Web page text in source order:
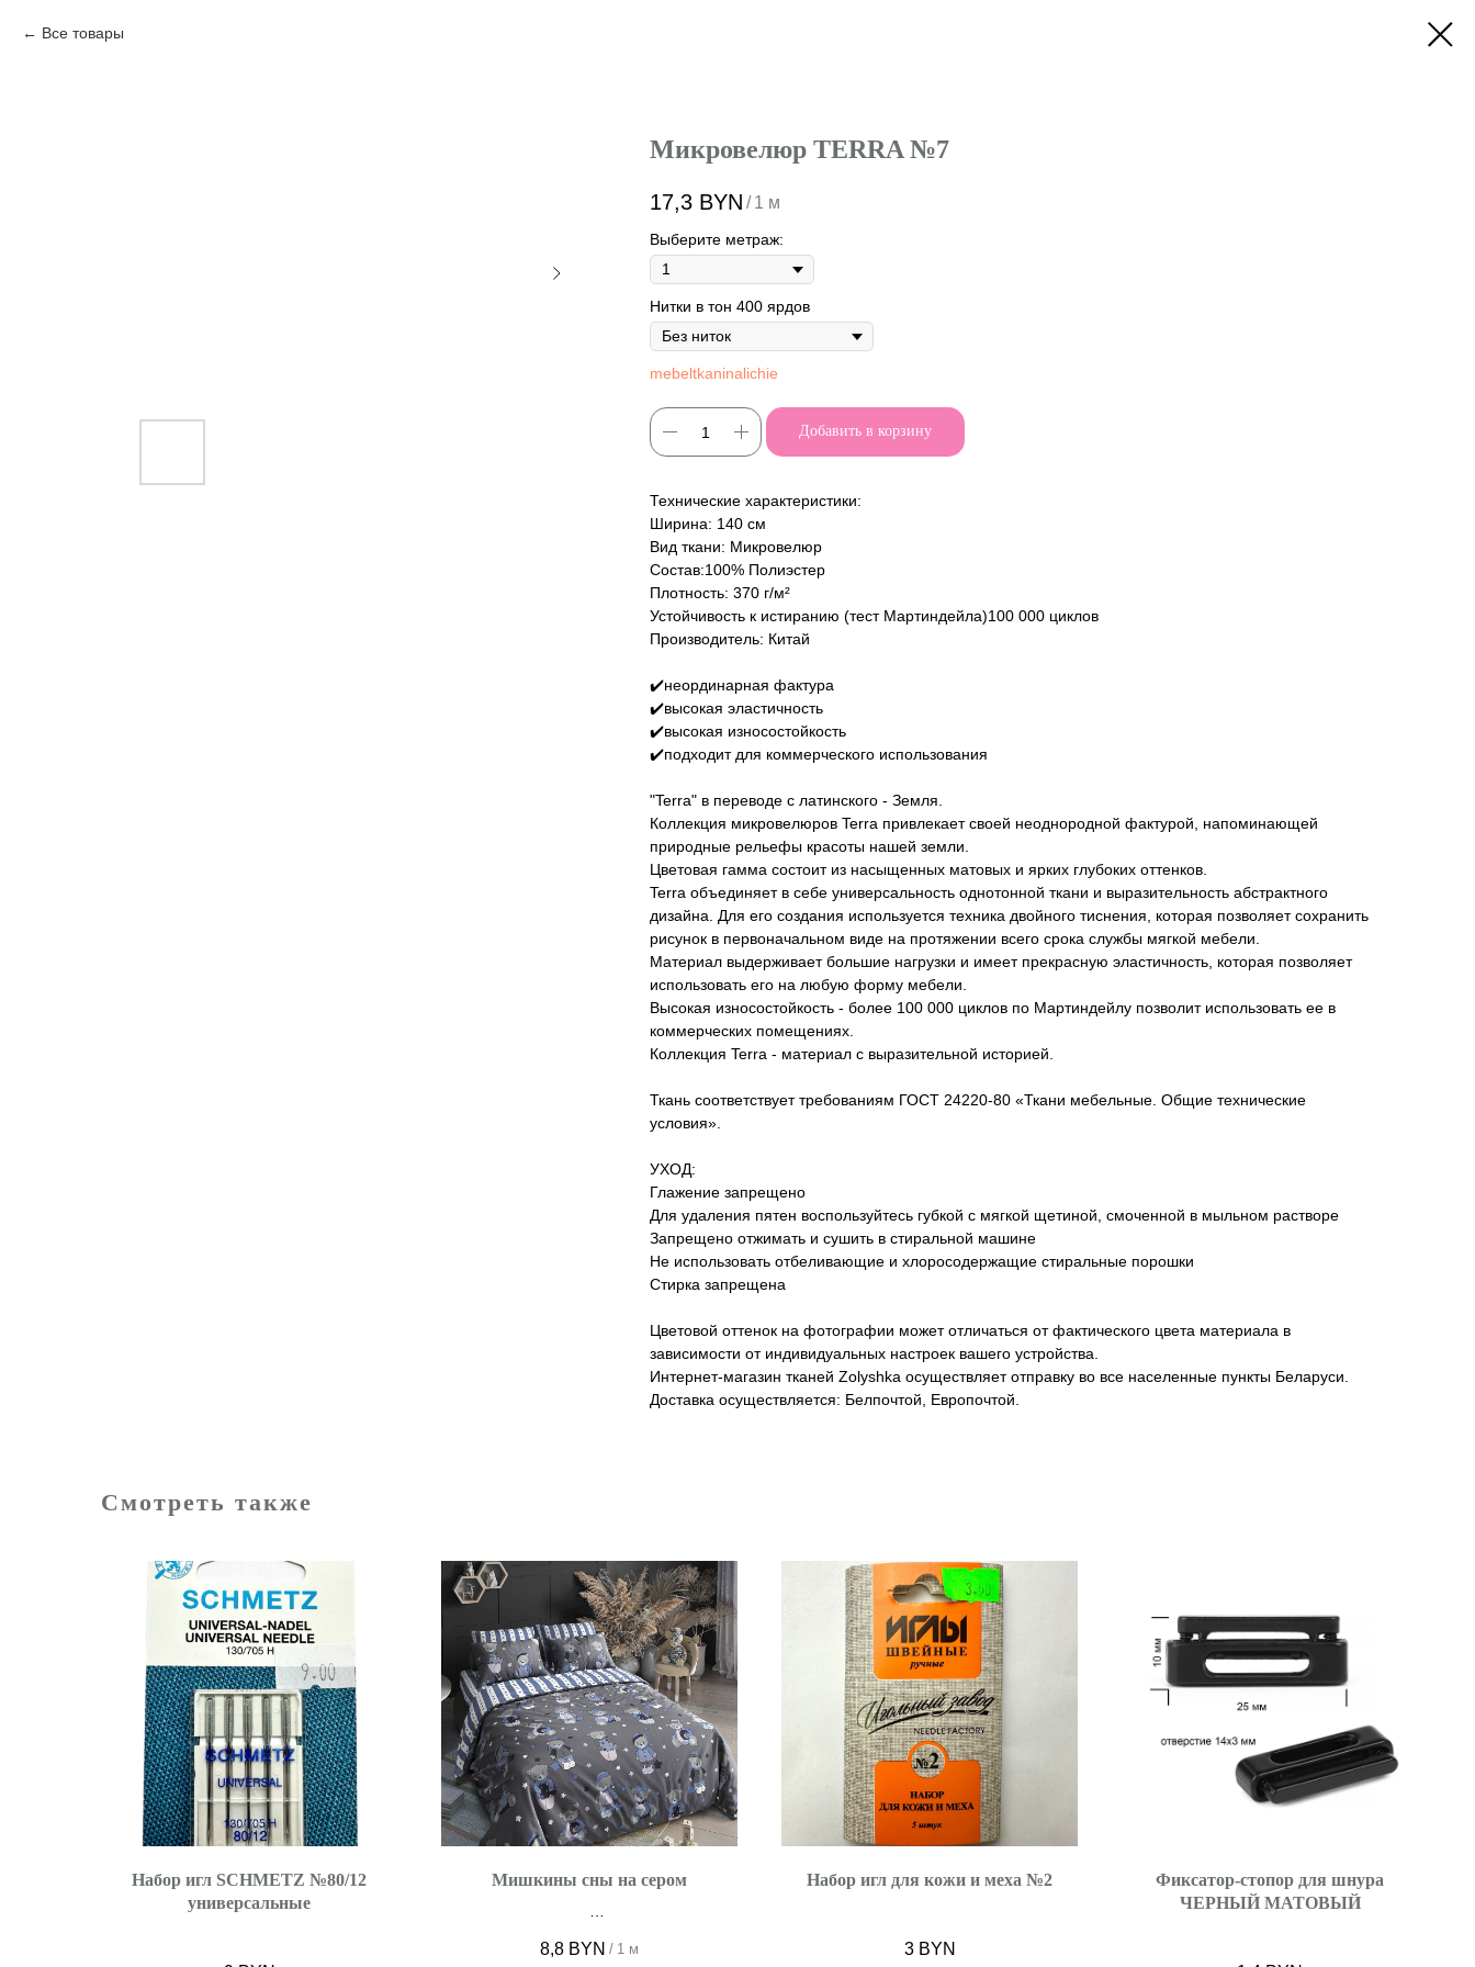
Все товары
Микровелюр TERRA №7
17,3 BYN / 1 м
Выберите метраж:
Нитки в тон 400 ярдов
mebeltkaninalichie
Добавить в корзину
Технические характеристики:
Ширина: 140 см
Вид ткани: Микровелюр
Состав:100% Полиэстер
Плотность: 370 г/м²
Устойчивость к истиранию (тест Мартиндейла)100 000 циклов
Производитель: Китай
✔️неординарная фактура
✔️высокая эластичность
✔️высокая износостойкость
✔️подходит для коммерческого использования
"Terra" в переводе с латинского - Земля.
Коллекция микровелюров Terra привлекает своей неоднородной фактурой, напоминающей
природные рельефы красоты нашей земли.
Цветовая гамма состоит из насыщенных матовых и ярких глубоких оттенков.
Terra объединяет в себе универсальность однотонной ткани и выразительность абстрактного
дизайна. Для его создания используется техника двойного тиснения, которая позволяет сохранить
рисунок в первоначальном виде на протяжении всего срока службы мягкой мебели.
Материал выдерживает большие нагрузки и имеет прекрасную эластичность, которая позволяет
использовать его на любую форму мебели.
Высокая износостойкость - более 100 000 циклов по Мартиндейлу позволит использовать ее в
коммерческих помещениях.
Коллекция Terra - материал с выразительной историей.
Ткань соответствует требованиям ГОСТ 24220-80 «Ткани мебельные. Общие технические
условия».
УХОД:
Глажение запрещено
Для удаления пятен воспользуйтесь губкой с мягкой щетиной, смоченной в мыльном растворе
Запрещено отжимать и сушить в стиральной машине
Не использовать отбеливающие и хлоросодержащие стиральные порошки
Стирка запрещена
Цветовой оттенок на фотографии может отличаться от фактического цвета материала в
зависимости от индивидуальных настроек вашего устройства.
Интернет-магазин тканей Zolyshka осуществляет отправку во все населенные пункты Беларуси.
Доставка осуществляется: Белпочтой, Европочтой.
Смотреть также
Набор игл SCHMETZ №80/12
универсальные
Мишкины сны на сером
8,8 BYN / 1 м
Набор игл для кожи и меха №2
3 BYN
Фиксатор-стопор для шнура
ЧЕРНЫЙ МАТОВЫЙ